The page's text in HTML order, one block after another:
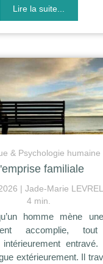
Lire la suite...
& Psychologie humaine
familiale
Jade-Marie LEVREL
4 min.
homme mène
accomplie,
intérieurement entravé.
extérieurement. Il